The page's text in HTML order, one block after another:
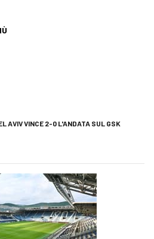
AVIV VINCE 2-0 L'ANDATA SUL GSK